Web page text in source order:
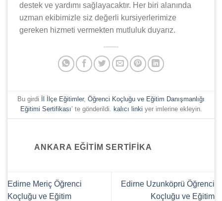
destek ve yardımı sağlayacaktır. Her biri alanında
uzman ekibimizle siz değerli kursiyerlerimize
gereken hizmeti vermekten mutluluk duyarız.
Bu girdi İl İlçe Eğitimler, Öğrenci Koçluğu ve Eğitim Danışmanlığı
Eğitimi Sertifikası’ te gönderildi. kalıcı linki yer imlerine ekleyin.
ANKARA EĞITIM SERTIFIKA
Edirne Meriç Öğrenci
Koçluğu ve Eğitim
Edirne Uzunköprü Öğrenci
Koçluğu ve Eğitim